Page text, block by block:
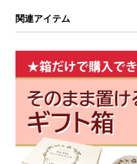
関連アイテム